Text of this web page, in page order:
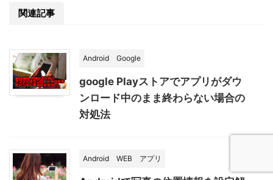
関連記事
Android Google
google Playストアでアプリがダウ
ンロード中のまま終わらない場合の
対処法
Android WEB アプリ